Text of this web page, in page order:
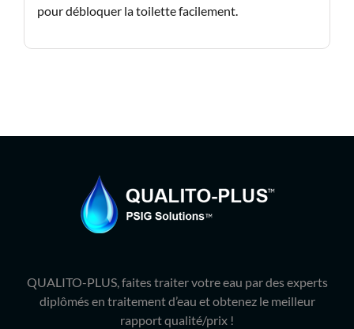
pour débloquer la toilette facilement.
QUALITO-PLUS, faites traiter votre eau par des experts
diplômés en traitement d’eau et obtenez le meilleur
rapport qualité/prix !